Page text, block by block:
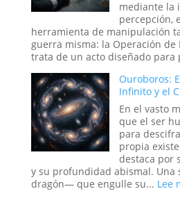
mediante la
percepción,
herramienta de manipulación
guerra misma: la Operación de
trata de un acto diseñado para
Ouroboros:
Infinito y el
En el vasto
que el ser
para
propia
destaca por
y su profundidad abismal.
dragón— que engulle su... Lee